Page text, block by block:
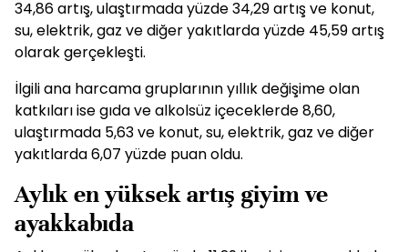
34,86 artış, ulaştırmada yüzde 34,29 artış ve konut,
su, elektrik, gaz ve diğer yakıtlarda yüzde 45,59 artış
olarak gerçekleşti.
İlgili ana harcama gruplarının yıllık değişime olan
katkıları ise gıda ve alkolsüz içeceklerde 8,60,
ulaştırmada 5,63 ve konut, su, elektrik, gaz ve diğer
yakıtlarda 6,07 yüzde puan oldu.
Aylık en yüksek artış giyim ve
ayakkabıda